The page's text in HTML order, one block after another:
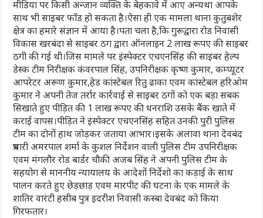
मीडिया पर किसी अन्जान व्यक्ति के बेहकावे में आए अन्यथा आपके
साथ भी साइबर फाॅड हो सकता है।ऐसा ही एक मामला थाना कुतुबशेर
क्षेत्र का हमारे संज्ञान में आया है।पता चला है,कि गुरूद्वारा रोड निवासी
विकास खरबंदा से साइबर ठग द्वारा ऑनलाइन 2 लाख रूपए की साइबर
ठगी की गई थी।जिस मामले पर इंस्पेक्टर एचएनसिंह की साइबर हेल्प
डेस्क टीम निरीक्षक कंवरपाल सिंह, उपनिरीक्षक कृष्ण कुमार, कम्प्यूटर
आपरेटर अरूण कुमार,हेड कांस्टेबल रितु ढाका एवम कांस्टेबल हरिओम
कुमार ने अपनी तेज तर्रार कार्रवाई से साइबर ठगों को एक बड़ा सबक
सिखाते हुए पीड़ित की 1 लाख रूपए की धनराशि उसके बैंक खाते में
कराई वापस।पीड़ित ने इंस्पेक्टर एचएनसिंह सहित उनकी पुरी पुलिस
टीम का दोनों हाथ जोड़कर जताया आभार।इसके अलावा‌ थाना देवबंद
प्रभारी अमरपाल शर्मा के कुशल निर्देशन वाली पुलिस टीम उपनिरीक्षक
एवम मंगलौर रोड बार्डर चौकी अजब सिंह ने अपनी पुलिस टीम के
सहयोग से माननीय न्यायालय के आदेशों निर्देशो का कड़ाई के साथ
पालन करते हुए छेड़छाड़ एवम मारपीट की घटना के एक मामले के
शातिर वारंटी हसीब पुत्र इदरीश निवासी कस्बा देवबंद को किया
गिरफतार।